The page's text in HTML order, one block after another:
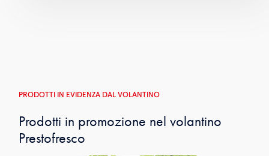
PRODOTTI IN EVIDENZA DAL VOLANTINO
Prodotti in promozione nel volantino
Prestofresco